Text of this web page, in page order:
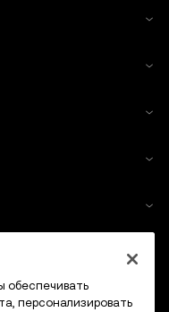
обеспечивать
персонализировать